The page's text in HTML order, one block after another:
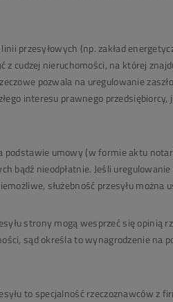
przesyłowych (np. zakład
z cudzej nieruchomości, na której
pozwala na uregulowanie
interesu prawnego przedsiębiorcy,
podstawie umowy (w formie aktu
bądź nieodpłatnie. Jeśli
służebność przesyłu można
strony mogą wesprzeć sięopinią
sąd określa to wynagrodzenie na
to specjalność rzeczoznawców z